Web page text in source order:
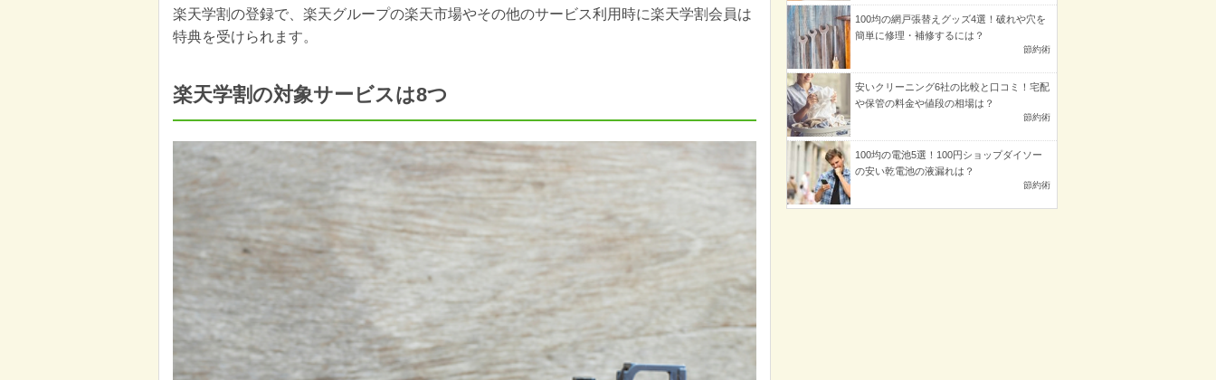
楽天学割の登録で、楽天グループの楽天市場やその他のサービス利用時に楽天学割会員は
特典を受けられます。
楽天学割の対象サービスは8つ
100均の網戸張替えグッズ4選！破れや穴を
簡単に修理・補修するには？
節約術
安いクリーニング6社の比較と口コミ！宅配
や保管の料金や値段の相場は？
節約術
100均の電池5選！100円ショップダイソー
の安い乾電池の液漏れは？
節約術